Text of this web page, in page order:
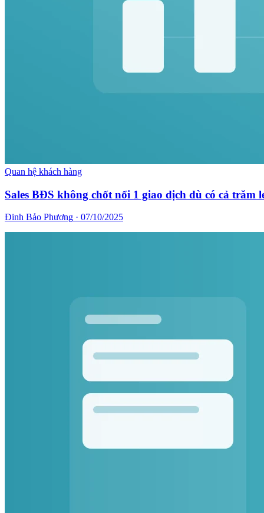
Quan hệ khách hàng
Sales BĐS không chốt nổi 1 giao dịch dù có cả trăm
Đinh Bảo Phương · 07/10/2025